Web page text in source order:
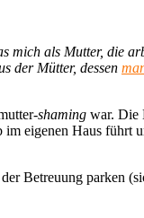
mich als Mutter, die
der Mütter, dessen
shaming war. Die
im eigenen Haus führt
Betreuung parken